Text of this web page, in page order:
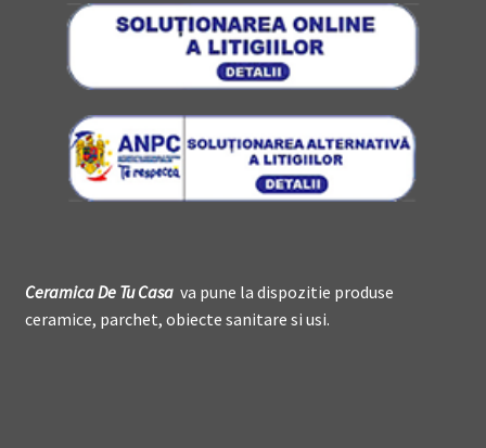
Ceramica DeTu Casava pune la dispozitie produse
ceramice, parchet, obiecte sanitare si usi.